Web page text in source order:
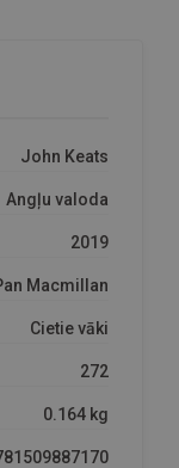
John Keats
Angļu valoda
2019
Macmillan
Cietie vāki
272
0.164 kg